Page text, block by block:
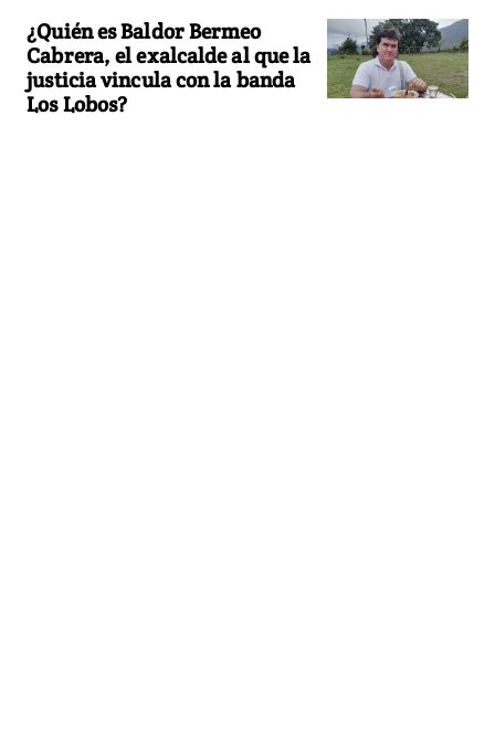
¿Quién es Baldor Bermeo
Cabrera, el exalcalde al que la
justicia vincula con la banda
Los Lobos?